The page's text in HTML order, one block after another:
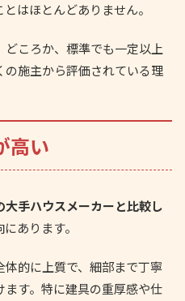
はほとんどありません。
ころか、標準でも一定以上
施主から評価されている理
高い
手ハウスメーカーと比較し
あります。
的に上質で、細部まで丁寧
す。特に建具の重厚感や仕